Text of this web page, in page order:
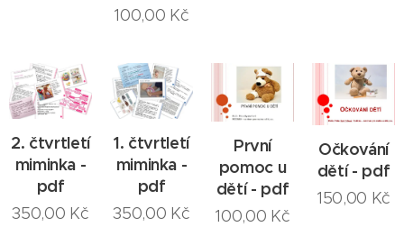
100,00 Kč
2. čtvrtletí
miminka -
pdf
350,00 Kč
1. čtvrtletí
miminka -
pdf
350,00 Kč
První
pomoc u
dětí - pdf
100,00 Kč
Očkování
dětí - pdf
150,00 Kč